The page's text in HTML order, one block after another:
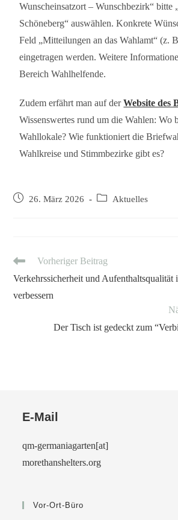
Wunscheinsatzort – Wunschbezirk“ bitte
Schöneberg“ auswählen. Konkrete
Feld „Mitteilungen an das Wahlamt“ (z.
eingetragen werden. Weitere
Bereich Wahlhelfende.
Zudem erfährt man auf derWebsite des
Wissenswertes rund um die Wahlen: Wo
Wahllokale? Wie funktioniert die
Wahlkreise und Stimmbezirke gibt es?
26. März 2026 Aktuelles
Vorheriger Beitrag
Verkehrssicherheit und Aufenthaltsqualität
verbessern
Der Tisch ist gedeckt zum
E-Mail
qm-germaniagarten[at]
morethanshelters.org
Vor-Ort-Büro